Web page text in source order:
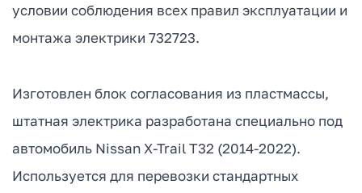
условии соблюдения всех правил эксплуатации и
монтажа электрики 732723.
Изготовлен блок согласования из пластмассы,
штатная электрика разработана специально под
автомобиль Nissan X-Trail T32 (2014-2022).
Используется для перевозки стандартных